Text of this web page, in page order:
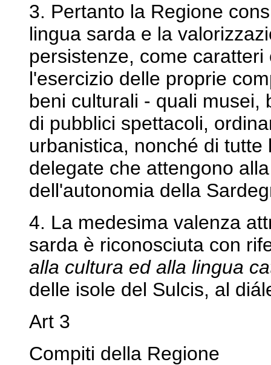
3. Pertanto la Regione
lingua sarda e la
persistenze, come
l'esercizio delle proprie
beni culturali - quali musei,
di pubblici spettacoli,
urbanistica, nonché di
delegate che attengono
dell'autonomia della
4. La medesima valenza
sarda è riconosciuta con
alla cultura ed alla lingua
delle isole del Sulcis, al
Art 3
Compiti della Regione